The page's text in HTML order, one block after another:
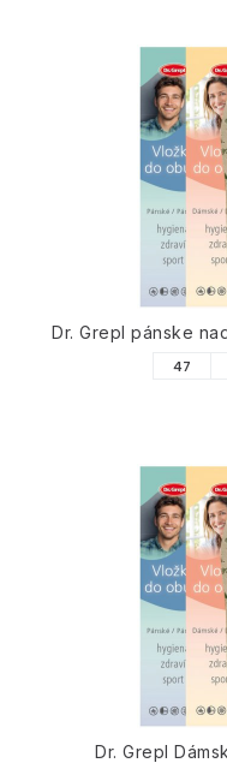
Dr. Grepl pánske
47
Dr. Grepl